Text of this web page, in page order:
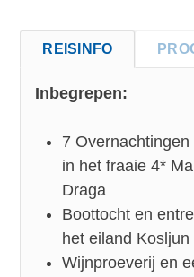
REISINFO
Inbegrepen:
7
in het fraaie 4*
Draga
Boottocht en
het eiland Kosljun
Wijnproeverij en